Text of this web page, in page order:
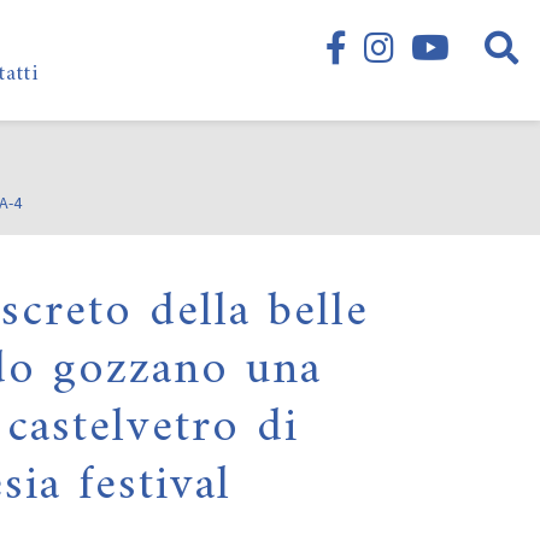
4
della belle
gozzano una
di
festival